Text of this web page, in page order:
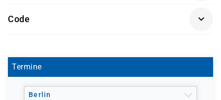
Code
Termine
Berlin